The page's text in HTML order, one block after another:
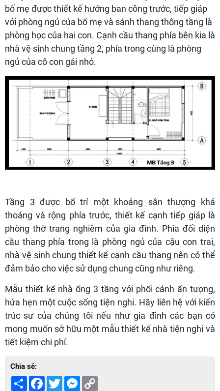
bố mẹ được thiết kế hướng ban công trước, tiếp giáp
với phòng ngủ của bố mẹ và sảnh thang thông tầng là
phòng học của hai con. Cạnh cầu thang phía bên kia là
nhà vệ sinh chung tầng 2, phía trong cùng là phòng
ngủ của cô con gái nhỏ.
Tầng 3 được bố trí một khoảng sân thượng khá
thoáng và rộng phía trước, thiết kế cạnh tiếp giáp là
phòng thờ trang nghiêm của gia đình. Phía đối diện
cầu thang phía trong là phòng ngủ của cậu con trai,
nhà vệ sinh chung thiết kế cạnh cầu thang nên có thể
đảm bảo cho việc sử dụng chung cũng như riêng.
Mẫu thiết kế nhà ống 3 tầng với phối cảnh ấn tượng,
hứa hẹn một cuộc sống tiện nghi. Hãy liên hệ với kiến
trúc sư của chúng tôi nếu như gia đình các bạn có
mong muốn sở hữu một mẫu thiết kế nhà tiện nghi và
tiết kiệm chi phí.
Chia sẻ:
Share Facebook
TwitterMessenger